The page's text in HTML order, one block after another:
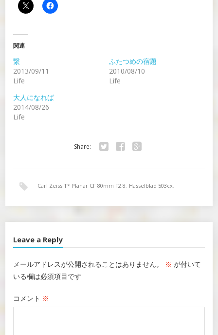
関連
繋
2013/09/11
Life
ふたつめの宿題
2010/08/10
Life
大人になれば
2014/08/26
Life
Share:
Carl Zeiss T* Planar CF 80mm F2.8, Hasselblad 503cx,
Leave a Reply
メールアドレスが公開されることはありません。 ※ が付いて
いる欄は必須項目です
コメント ※